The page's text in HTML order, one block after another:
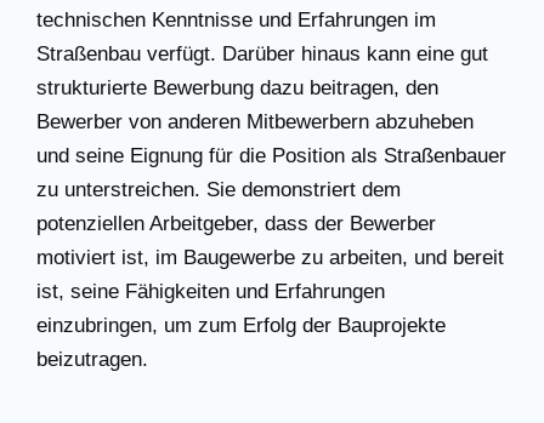
technischen Kenntnisse und Erfahrungen im
Straßenbau verfügt. Darüber hinaus kann eine gut
strukturierte Bewerbung dazu beitragen, den
Bewerber von anderen Mitbewerbern abzuheben
und seine Eignung für die Position als Straßenbauer
zu unterstreichen. Sie demonstriert dem
potenziellen Arbeitgeber, dass der Bewerber
motiviert ist, im Baugewerbe zu arbeiten, und bereit
ist, seine Fähigkeiten und Erfahrungen
einzubringen, um zum Erfolg der Bauprojekte
beizutragen.